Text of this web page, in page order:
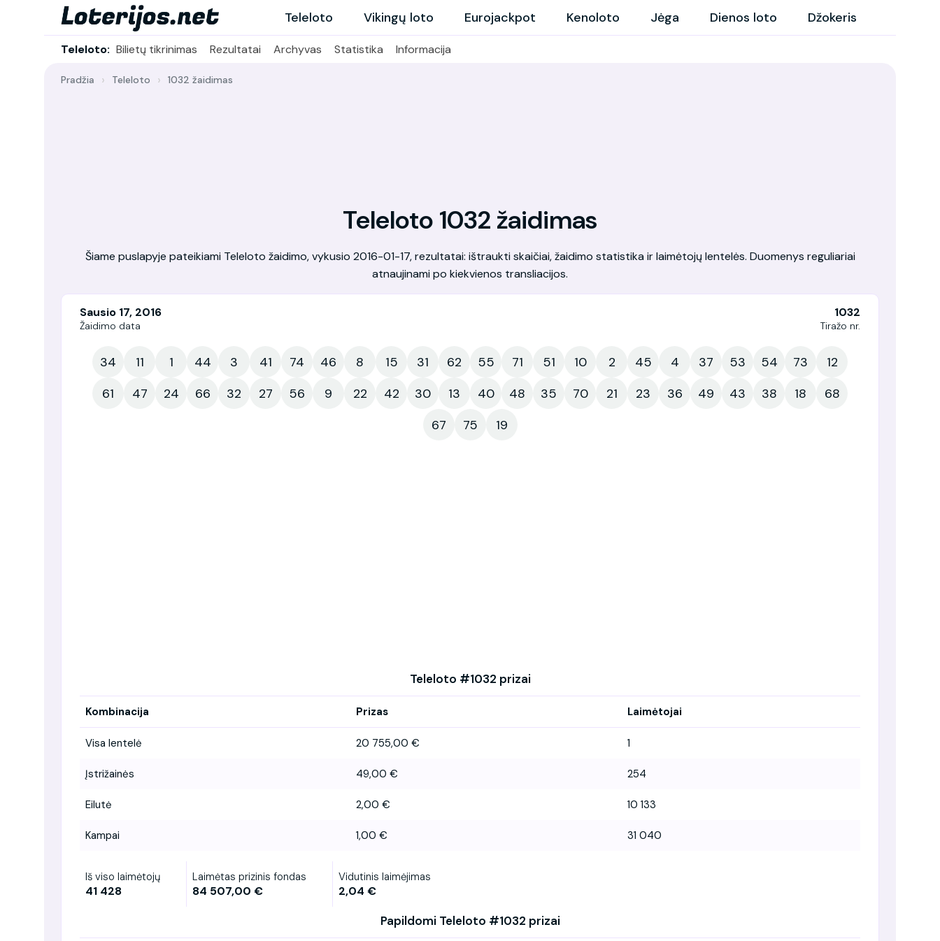
Teleloto Vikingų loto Eurojackpot Kenoloto Jėga Dienos loto Džokeris
Teleloto: Bilietų tikrinimas Rezultatai Archyvas Statistika Informacija
Pradžia Teleloto 1032 žaidimas
Teleloto 1032 žaidimas
Šiame puslapyje pateikiami Teleloto žaidimo, vykusio 2016-01-17, rezultatai: ištraukti skaičiai, žaidimo statistika ir laimėtojų lentelės. Duomenys reguliariai
atnaujinami po kiekvienos transliacijos.
Sausio 17, 2016
Žaidimo data
1032
Tiražo nr.
34 11 1 44 3 41 74 46 8 15 31 62 55 71 51 10 2 45 4 37 53 54 73
12
61
47 24 66 32 27 56 9 22 42 30 13 40 48 35 70 21 23 36 49 43 38 18
68
67
75 19
Teleloto #1032 prizai
Kombinacija Prizas Laimėtojai
Visa lentelė 20 755,00 € 1
Įstrižainės 49,00 € 254
Eilutė 2,00 € 10 133
Kampai 1,00 € 31 040
Iš viso laimėtojų
41 428
Laimėtas prizinis fondas
84 507,00 €
Vidutinis laimėjimas
2,04 €
Papildomi Teleloto #1032 prizai